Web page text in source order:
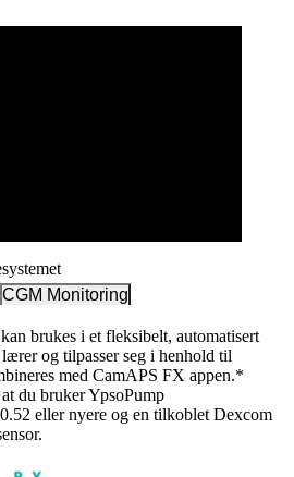
CGM Monitoring
brukes i et fleksibelt, automatisert
og tilpasser seg i henhold til
med CamAPS FX appen.*
du bruker YpsoPump
eller nyere og en tilkoblet Dexcom